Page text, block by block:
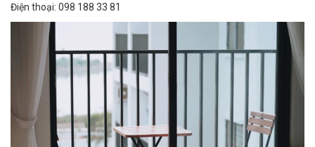
Điện thoại: 098 188 33 81